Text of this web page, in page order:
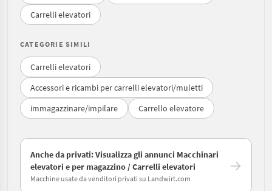
Carrelli elevatori
CATEGORIE SIMILI
Carrelli elevatori
Accessori e ricambi per carrelli elevatori/muletti
immagazzinare/impilare
Carrello elevatore
Anche da privati: Visualizza gli annunci Macchinari
elevatori e per magazzino / Carrelli elevatori
Macchine usate da venditori privati su Landwirt.com